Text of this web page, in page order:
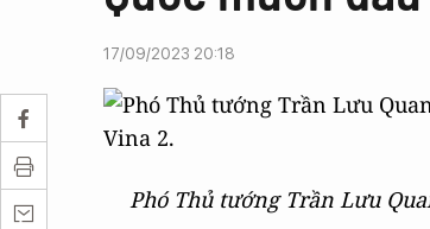
17/09/2023 20:18
Phó Thủ tướng Trần Lưu